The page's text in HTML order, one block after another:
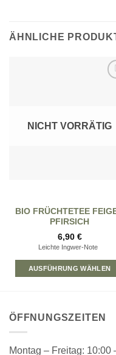
ÄHNLICHE
NICHT VORRÄTIG
BIO FRÜCHTETEE
PFIRSICH
6,90 €
Leichte Ingwer-Note
AUSFÜHRUNG WÄHLEN
ÖFFNUNGSZEITEN
Montag – Freitag: 10:00